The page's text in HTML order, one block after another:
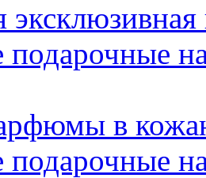
подарочные
в
подарочные